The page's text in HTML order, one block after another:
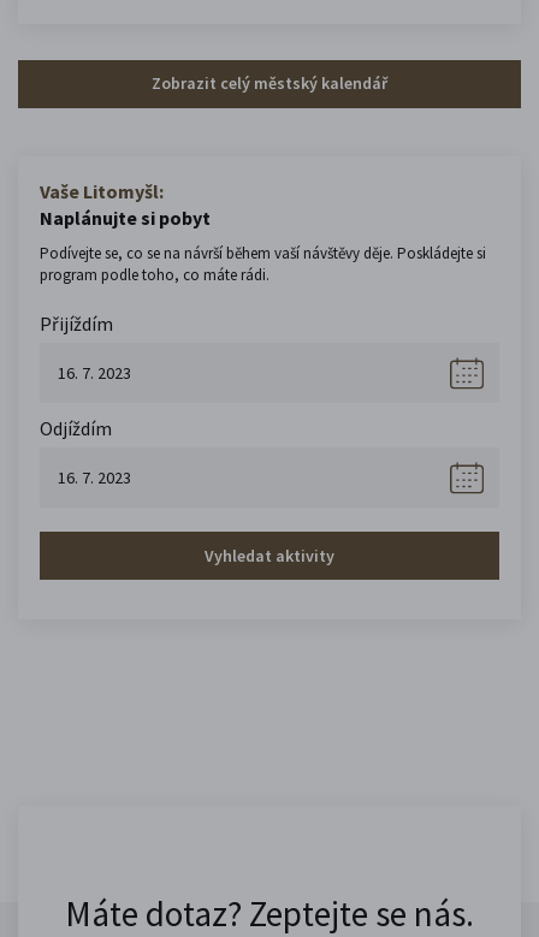
Zobrazit celý městský kalendář
Vaše Litomyšl:
Naplánujte si pobyt
Podívejte se, co se na návrší během vaší návštěvy děje. Poskládejte si
program podle toho, co máte rádi.
Přijíždím
Odjíždím
Vyhledat aktivity
Máte dotaz? Zeptejte se nás.